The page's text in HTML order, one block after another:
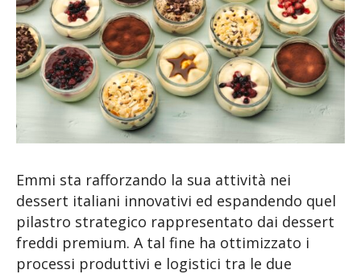
Emmi sta rafforzando la sua attività nei
dessert italiani innovativi ed espandendo quel
pilastro strategico rappresentato dai dessert
freddi premium. A tal fine ha ottimizzato i
processi produttivi e logistici tra le due